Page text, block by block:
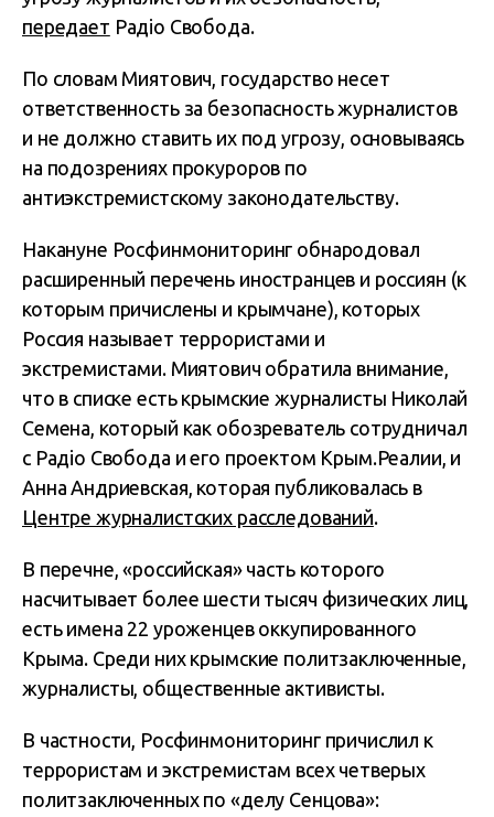
передает Радіо Свобода.
По словам Миятович, государство несет
ответственность за безопасность журналистов
и не должно ставить их под угрозу, основываясь
на подозрениях прокуроров по
антиэкстремистскому законодательству.
Накануне Росфинмониторинг обнародовал
расширенный перечень иностранцев и россиян (к
которым причислены и крымчане), которых
Россия называет террористами и
экстремистами. Миятович обратила внимание,
что в списке есть крымские журналисты Николай
Семена, который как обозреватель сотрудничал
с Радіо Свобода и его проектом Крым.Реалии, и
Анна Андриевская, которая публиковалась в
Центре журналистских расследований.
В перечне, «российская» часть которого
насчитывает более шести тысяч физических лиц,
есть имена 22 уроженцев оккупированного
Крыма. Среди них крымские политзаключенные,
журналисты, общественные активисты.
В частности, Росфинмониторинг причислил к
террористам и экстремистам всех четверых
политзаключенных по «делу Сенцова»: